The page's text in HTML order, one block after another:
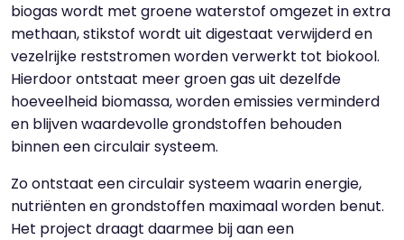
biogas wordt met groene waterstof omgezet in extra
methaan, stikstof wordt uit digestaat verwijderd en
vezelrijke reststromen worden verwerkt tot biokool.
Hierdoor ontstaat meer groen gas uit dezelfde
hoeveelheid biomassa, worden emissies verminderd
en blijven waardevolle grondstoffen behouden
binnen een circulair systeem.
Zo ontstaat een circulair systeem waarin energie,
nutriënten en grondstoffen maximaal worden benut.
Het project draagt daarmee bij aan een